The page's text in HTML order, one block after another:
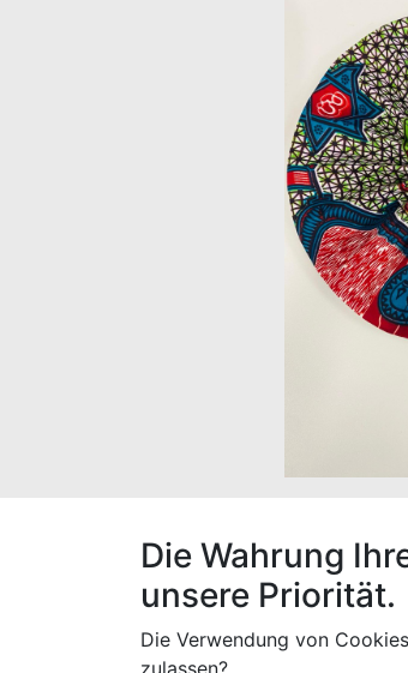
Durchmesser ca. 30 cm
Hergestellt in Togo
Die Wahrung
unsere Priorität.
Die Verwendung von
zulassen?